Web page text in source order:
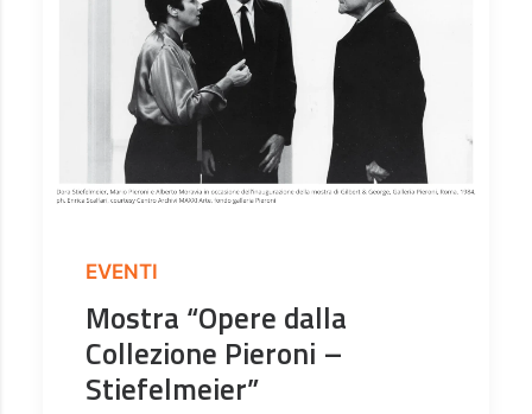
EVENTI
Mostra “Opere dalla
Collezione Pieroni –
Stiefelmeier”